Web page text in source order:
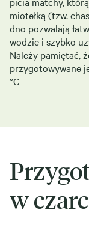
miotełką (tzw.
dno pozwalają
wodzie i szybko
Należy pamiętać,
przygotowywane
°C
w